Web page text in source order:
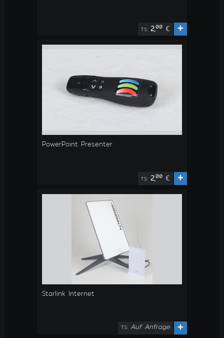
TS: 2,00 € +
PowerPoint Presenter
TS: 2,00 € +
Starlink Internet
TS: Auf Anfrage +